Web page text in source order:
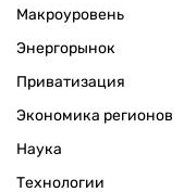
Макроуровень
Энергорынок
Приватизация
Экономика регионов
Наука
Технологии